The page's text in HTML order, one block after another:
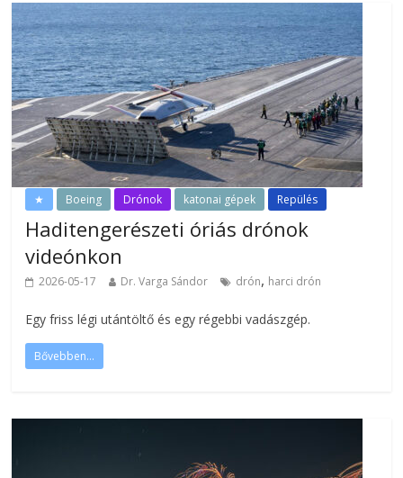
★ Boeing Drónok katonai gépek Repülés
Haditengerészeti óriás drónok
videónkon
2026-05-17 Dr. Varga Sándor drón, harci drón
Egy friss légi utántöltő és egy régebbi vadászgép.
Bővebben...